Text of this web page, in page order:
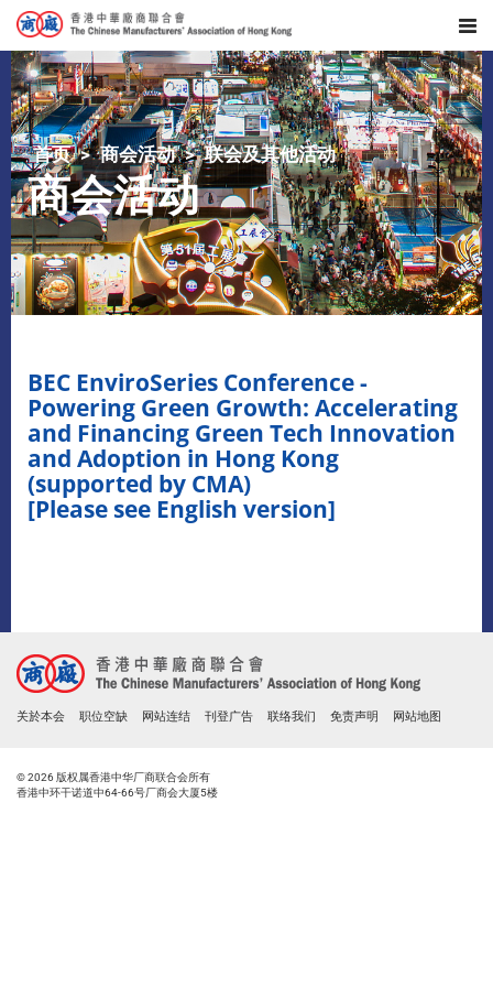
首页 商会活动 联会及其他活动
商会活动
BEC EnviroSeries Conference -
Powering Green Growth: Accelerating
and Financing Green Tech Innovation
and Adoption in Hong Kong
(supported by CMA)
[Please see English version]
关於本会 职位空缺 网站连结 刊登广告 联络我们 免责声明 网站地图
© 2026 版权属香港中华厂商联合会所有
香港中环干诺道中64-66号厂商会大厦5楼